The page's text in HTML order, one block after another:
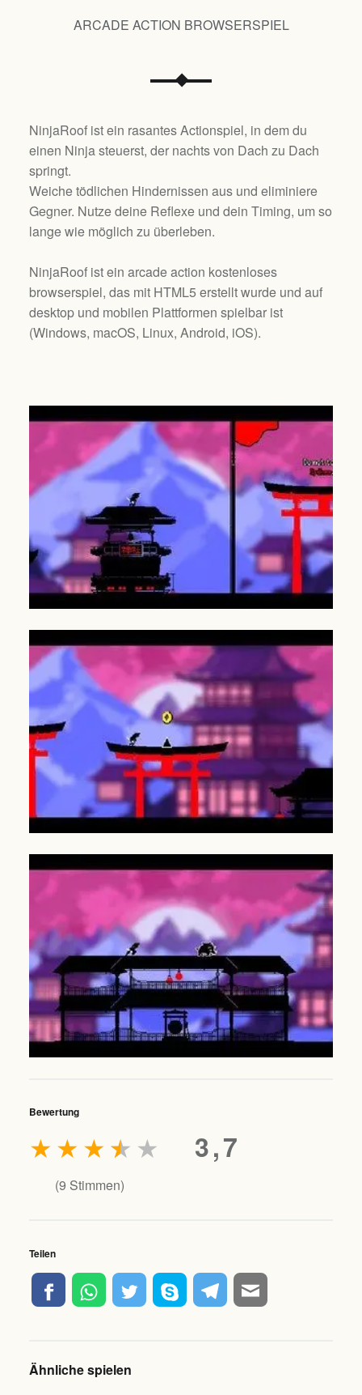
ARCADE ACTION BROWSERSPIEL
NinjaRoof ist ein rasantes Actionspiel, in dem du
einen Ninja steuerst, der nachts von Dach zu Dach
springt.
Weiche tödlichen Hindernissen aus und eliminiere
Gegner. Nutze deine Reflexe und dein Timing, um so
lange wie möglich zu überleben.
NinjaRoof ist ein arcade action kostenloses
browserspiel, das mit HTML5 erstellt wurde und auf
desktop und mobilen Plattformen spielbar ist
(Windows, macOS, Linux, Android, iOS).
Bewertung
3,7
★
★
★
★
★
(9 Stimmen)
Teilen
Ähnliche spielen